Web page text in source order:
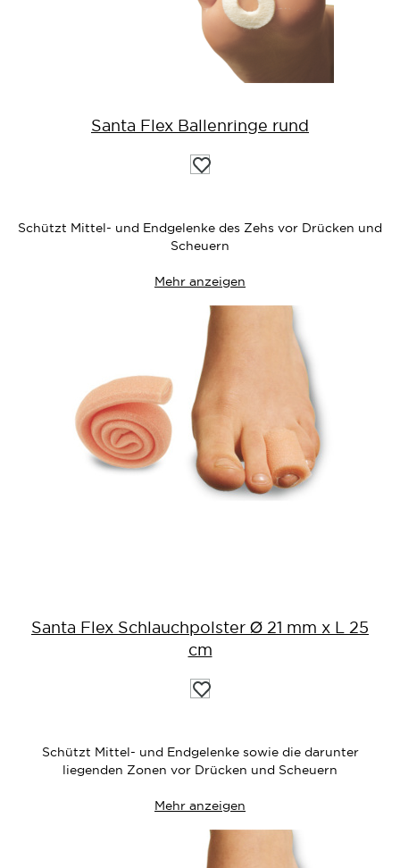
Santa Flex Ballenringe rund
Auf
die
Schützt Mittel- und Endgelenke des Zehs vor Drücken und
Scheuern
Mehr anzeigen
Santa Flex Schlauchpolster Ø 21 mm x L 25
cm
Auf
die
Schützt Mittel- und Endgelenke sowie die darunter
liegenden Zonen vor Drücken und Scheuern
Mehr anzeigen